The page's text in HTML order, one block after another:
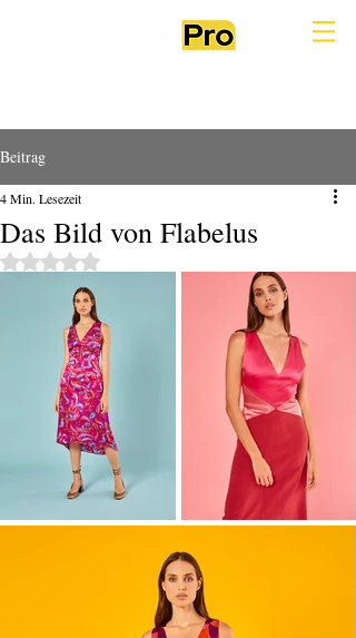
Beitrag
Das Bild von Flabelus
4 Min. Lesezeit
Mit NaN von 5 Sternen bewertet.